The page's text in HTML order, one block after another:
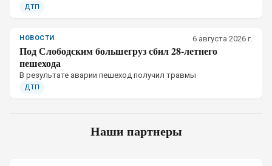
ДТП
НОВОСТИ 6 августа 2026 г.
Под Слободским большегруз сбил 28-летнего
пешехода
В результате аварии пешеход получил травмы
ДТП
Наши партнеры